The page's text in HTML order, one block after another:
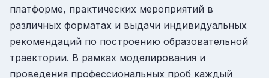
платформе, практических мероприятий в
различных форматах и выдачи индивидуальных
рекомендаций по построению образовательной
траектории. В рамках моделирования и
проведения профессиональных проб каждый